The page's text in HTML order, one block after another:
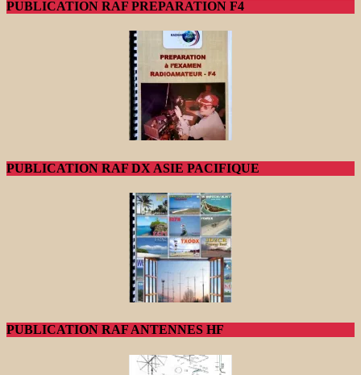
PUBLICATION RAF PREPARATION F4
PUBLICATION RAF DX ASIE PACIFIQUE
PUBLICATION RAF ANTENNES HF